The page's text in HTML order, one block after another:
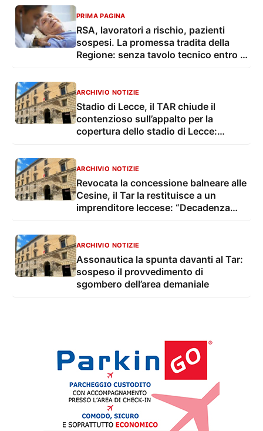
PRIMA PAGINA
RSA, lavoratori a rischio, pazienti
sospesi. La promessa tradita della
Regione: senza tavolo tecnico entro il
ARCHIVIO NOTIZIE
Stadio di Lecce, il TAR chiude il
contenzioso sull’appalto per la
copertura dello stadio di Lecce:
ARCHIVIO NOTIZIE
Revocata la concessione balneare alle
Cesine, il Tar la restituisce a un
imprenditore leccese: “Decadenza
ARCHIVIO NOTIZIE
Assonautica la spunta davanti al Tar:
sospeso il provvedimento di
sgombero dell’area demaniale